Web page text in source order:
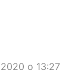
o 13:27